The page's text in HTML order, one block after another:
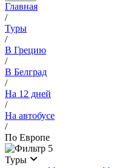
Главная
/
Туры
/
В Грецию
/
В Белград
/
На 12 дней
/
На автобусе
/
По Европе
5
Туры